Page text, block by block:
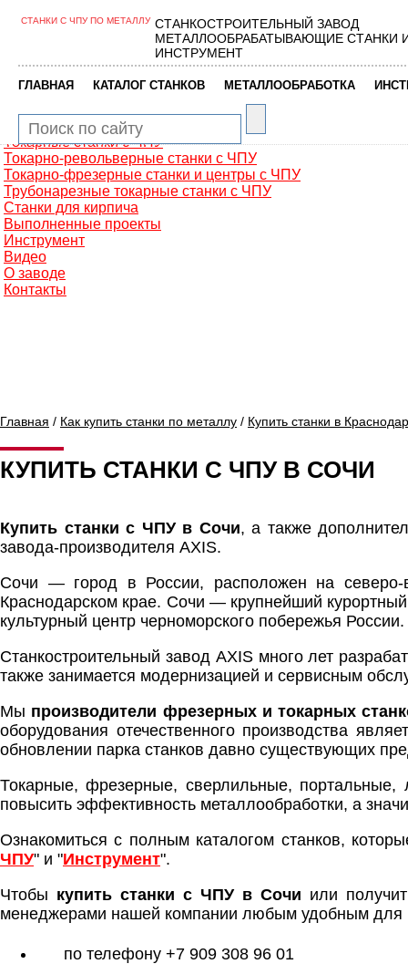
Главная
Фрезерные обрабатывающие центры
Сверлильно-фрезерные станки
Промышленные роботы манипуляторы
Токарные автоматы с ЧПУ
Токарные станки с ЧПУ
Токарно-револьверные станки с ЧПУ
Токарно-фрезерные станки и центры с ЧПУ
Трубонарезные токарные станки с ЧПУ
Станки для кирпича
Выполненные проекты
Инструмент
Видео
О заводе
Контакты
СТАНКИ С ЧПУ ПО МЕТАЛЛУ СТАНКОСТРОИТЕЛЬНЫЙ ЗАВОД
МЕТАЛЛООБРАБАТЫВАЮЩИЕ СТАНКИ
ИНСТРУМЕНТ
ГЛАВНАЯ КАТАЛОГ СТАНКОВ МЕТАЛЛООБРАБОТКА
Главная / Как купить станки по металлу / Купить станки в
КУПИТЬ СТАНКИ С ЧПУ В СОЧИ
Купить станки с ЧПУ в Сочи, а также
завода-производителя AXIS.
Сочи — город в России, расположен на северо-
Краснодарском крае. Сочи — крупнейший
культурный центр черноморского побережья России.
Станкостроительный завод AXIS много лет
также занимается модернизацией и сервисным
Мы производители фрезерных и токарных
оборудования отечественного производства
обновлении парка станков давно существующих
Токарные, фрезерные, сверлильные,
повысить эффективность металлообработки, а
Ознакомиться с полным каталогом станков,
ЧПУ" и "Инструмент".
Чтобы купить станки с ЧПУ в Сочи или
менеджерами нашей компании любым удобным для
по телефону +7 909 308 96 01